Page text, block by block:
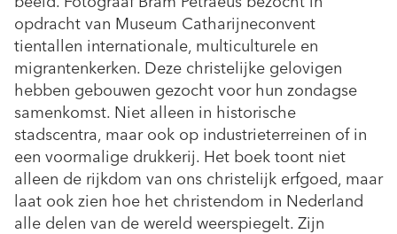
opdracht van Museum Catharijneconvent
tientallen internationale, multiculturele en
migrantenkerken. Deze christelijke gelovigen
hebben gebouwen gezocht voor hun zondagse
samenkomst. Niet alleen in historische
stadscentra, maar ook op industrieterreinen of in
een voormalige drukkerij. Het boek toont niet
alleen de rijkdom van ons christelijk erfgoed, maar
laat ook zien hoe het christendom in Nederland
alle delen van de wereld weerspiegelt. Zijn